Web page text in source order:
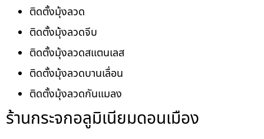
ติดตั้งมุ้งลวด
ติดตั้งมุ้งลวดจีบ
ติดตั้งมุ้งลวดสแตนเลส
ติดตั้งมุ้งลวดบานเลื่อน
ติดตั้งมุ้งลวดกันแมลง
ร้านกระจกอลูมิเนียมดอนเมือง